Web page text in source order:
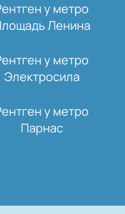
у метро
Ленина
у метро
Электросила
у метро
Парнас